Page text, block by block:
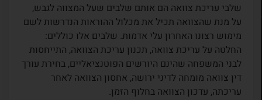
שלבי עריכת צוואה הם אותם שלבים שעל המצווה לגבש,
על מנת שהצוואה תכיל את מכלול ההוראות הנדרשות לשם
מימוש רצונו האחרון עלי אדמות. שלבים אלו כוללים:
החלטה על עריכת צוואה, תכנון עריכת הצוואה, התייחסות
לבני המשפחה שהינם היורשים הפוטנציאליים, בחירת עורך
דין צוואה מומחה לדיני ירושה, אחסון הצוואה לאחר
עריכתה, עדכון הצוואה בחלוף הזמן.